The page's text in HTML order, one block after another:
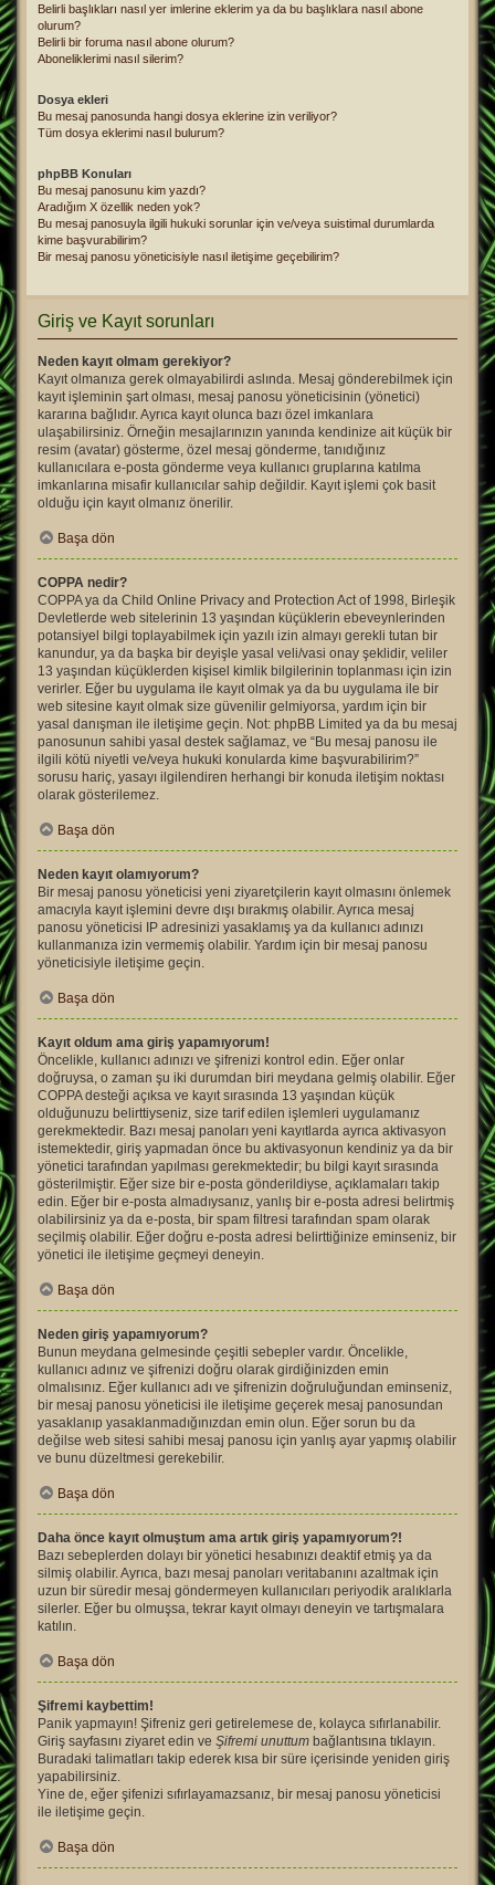
Belirli başlıkları nasıl yer imlerine eklerim ya da bu başlıklara nasıl abone
olurum?
Belirli bir foruma nasıl abone olurum?
Aboneliklerimi nasıl silerim?
Dosya ekleri
Bu mesaj panosunda hangi dosya eklerine izin veriliyor?
Tüm dosya eklerimi nasıl bulurum?
phpBB Konuları
Bu mesaj panosunu kim yazdı?
Aradığım X özellik neden yok?
Bu mesaj panosuyla ilgili hukuki sorunlar için ve/veya suistimal durumlarda
kime başvurabilirim?
Bir mesaj panosu yöneticisiyle nasıl iletişime geçebilirim?
Giriş ve Kayıt sorunları
Neden kayıt olmam gerekiyor?
Kayıt olmanıza gerek olmayabilirdi aslında. Mesaj gönderebilmek için
kayıt işleminin şart olması, mesaj panosu yöneticisinin (yönetici)
kararına bağlıdır. Ayrıca kayıt olunca bazı özel imkanlara
ulaşabilirsiniz. Örneğin mesajlarınızın yanında kendinize ait küçük bir
resim (avatar) gösterme, özel mesaj gönderme, tanıdığınız
kullanıcılara e-posta gönderme veya kullanıcı gruplarına katılma
imkanlarına misafir kullanıcılar sahip değildir. Kayıt işlemi çok basit
olduğu için kayıt olmanız önerilir.
Başa dön
COPPA nedir?
COPPA ya da Child Online Privacy and Protection Act of 1998, Birleşik
Devletlerde web sitelerinin 13 yaşından küçüklerin ebeveynlerinden
potansiyel bilgi toplayabilmek için yazılı izin almayı gerekli tutan bir
kanundur, ya da başka bir deyişle yasal veli/vasi onay şeklidir, veliler
13 yaşından küçüklerden kişisel kimlik bilgilerinin toplanması için izin
verirler. Eğer bu uygulama ile kayıt olmak ya da bu uygulama ile bir
web sitesine kayıt olmak size güvenilir gelmiyorsa, yardım için bir
yasal danışman ile iletişime geçin. Not: phpBB Limited ya da bu mesaj
panosunun sahibi yasal destek sağlamaz, ve “Bu mesaj panosu ile
ilgili kötü niyetli ve/veya hukuki konularda kime başvurabilirim?”
sorusu hariç, yasayı ilgilendiren herhangi bir konuda iletişim noktası
olarak gösterilemez.
Başa dön
Neden kayıt olamıyorum?
Bir mesaj panosu yöneticisi yeni ziyaretçilerin kayıt olmasını önlemek
amacıyla kayıt işlemini devre dışı bırakmış olabilir. Ayrıca mesaj
panosu yöneticisi IP adresinizi yasaklamış ya da kullanıcı adınızı
kullanmanıza izin vermemiş olabilir. Yardım için bir mesaj panosu
yöneticisiyle iletişime geçin.
Başa dön
Kayıt oldum ama giriş yapamıyorum!
Öncelikle, kullanıcı adınızı ve şifrenizi kontrol edin. Eğer onlar
doğruysa, o zaman şu iki durumdan biri meydana gelmiş olabilir. Eğer
COPPA desteği açıksa ve kayıt sırasında 13 yaşından küçük
olduğunuzu belirttiyseniz, size tarif edilen işlemleri uygulamanız
gerekmektedir. Bazı mesaj panoları yeni kayıtlarda ayrıca aktivasyon
istemektedir, giriş yapmadan önce bu aktivasyonun kendiniz ya da bir
yönetici tarafından yapılması gerekmektedir; bu bilgi kayıt sırasında
gösterilmiştir. Eğer size bir e-posta gönderildiyse, açıklamaları takip
edin. Eğer bir e-posta almadıysanız, yanlış bir e-posta adresi belirtmiş
olabilirsiniz ya da e-posta, bir spam filtresi tarafından spam olarak
seçilmiş olabilir. Eğer doğru e-posta adresi belirttiğinize eminseniz, bir
yönetici ile iletişime geçmeyi deneyin.
Başa dön
Neden giriş yapamıyorum?
Bunun meydana gelmesinde çeşitli sebepler vardır. Öncelikle,
kullanıcı adınız ve şifrenizi doğru olarak girdiğinizden emin
olmalısınız. Eğer kullanıcı adı ve şifrenizin doğruluğundan eminseniz,
bir mesaj panosu yöneticisi ile iletişime geçerek mesaj panosundan
yasaklanıp yasaklanmadığınızdan emin olun. Eğer sorun bu da
değilse web sitesi sahibi mesaj panosu için yanlış ayar yapmış olabilir
ve bunu düzeltmesi gerekebilir.
Başa dön
Daha önce kayıt olmuştum ama artık giriş yapamıyorum?!
Bazı sebeplerden dolayı bir yönetici hesabınızı deaktif etmiş ya da
silmiş olabilir. Ayrıca, bazı mesaj panoları veritabanını azaltmak için
uzun bir süredir mesaj göndermeyen kullanıcıları periyodik aralıklarla
silerler. Eğer bu olmuşsa, tekrar kayıt olmayı deneyin ve tartışmalara
katılın.
Başa dön
Şifremi kaybettim!
Panik yapmayın! Şifreniz geri getirelemese de, kolayca sıfırlanabilir.
Giriş sayfasını ziyaret edin ve Şifremi unuttum bağlantısına tıklayın.
Buradaki talimatları takip ederek kısa bir süre içerisinde yeniden giriş
yapabilirsiniz.
Yine de, eğer şifenizi sıfırlayamazsanız, bir mesaj panosu yöneticisi
ile iletişime geçin.
Başa dön